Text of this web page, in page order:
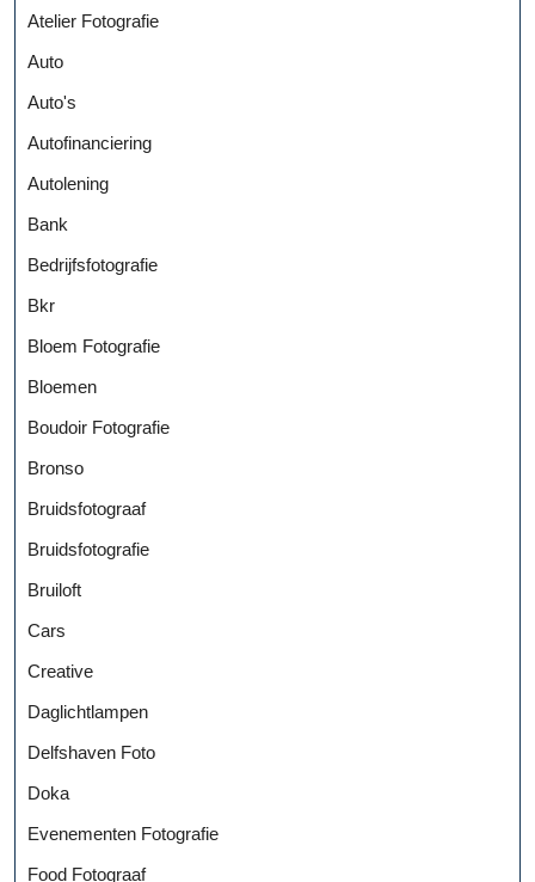
Atelier Fotografie
Auto
Auto's
Autofinanciering
Autolening
Bank
Bedrijfsfotografie
Bkr
Bloem Fotografie
Bloemen
Boudoir Fotografie
Bronso
Bruidsfotograaf
Bruidsfotografie
Bruiloft
Cars
Creative
Daglichtlampen
Delfshaven Foto
Doka
Evenementen Fotografie
Food Fotograaf